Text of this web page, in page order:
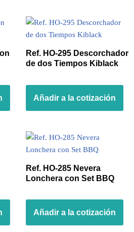
Ref. HO-295 Descorchador
de dos Tiempos Kiblack
Añadir a la cotización
Ref. HO-285 Nevera
Lonchera con Set BBQ
Añadir a la cotización